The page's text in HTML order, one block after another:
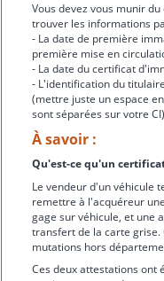
Vous devez vous munir
trouver les informations
- La date de première
première mise en
- La date du certificat
- L'identification du
(mettre juste un espace
sont séparées sur votre CI)
À savoir :
Qu'est-ce qu'un
Le vendeur d'un véhicule
remettre à l'acquéreur
gage sur véhicule, et une
transfert de la carte grise.
mutations hors
Ces deux attestations ont